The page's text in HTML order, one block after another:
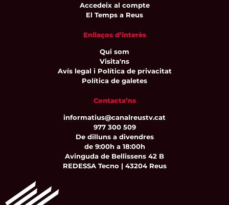
Accedeix al compte
El Temps a Reus
Enllaços d’interès
Qui som
Visita'ns
Avís legal i Política de privacitat
Política de galetes
Contacta’ns
informatius@canalreustv.cat
977 300 509
De dilluns a divendres
de 9:00h a 18:00h
Avinguda de Bellissens 42 B
REDESSA Tecno | 43204 Reus